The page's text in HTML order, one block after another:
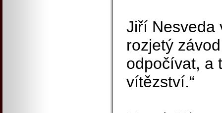
Jiří Nesveda
rozjetý
odpočívat, a
vítězství.“